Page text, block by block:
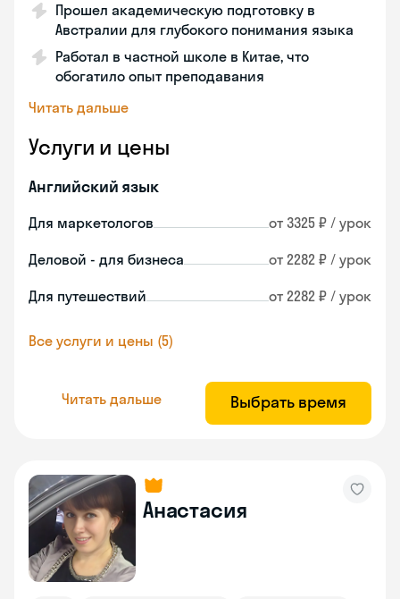
Прошел академическую подготовку в
Австралии для глубокого понимания языка
Работал в частной школе в Китае, что
обогатило опыт преподавания
Читать дальше
Услуги и цены
Английский язык
Для маркетологов от 3325 ₽ / урок
Деловой - для бизнеса от 2282 ₽ / урок
Для путешествий от 2282 ₽ / урок
Все услуги и цены (5)
Читать дальше Выбрать время
Анастасия